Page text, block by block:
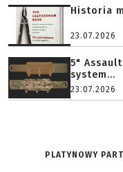
Historia
23.07.2026
5"
system...
23.07.2026
PLATYNOWY